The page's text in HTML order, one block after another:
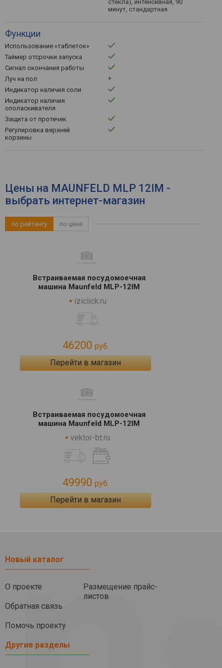
стекла), интенсивная, 90
минут, стандартная
Функции
Использование «таблеток»
Таймер отсрочки запуска
Сигнал окончания работы
Луч на пол
+
Индикатор наличия соли
Индикатор наличия
ополаскивателя
Защита от протечек
Регулировка верхней
корзины
Цены на MAUNFELD MLP 12IM -
выбрать интернет-магазин
по рейтингу по цене
Встраиваемая посудомоечная
машина Maunfeld MLP-12IM
iziclick.ru
46200 руб.
Перейти в магазин
Встраиваемая посудомоечная
машина Maunfeld MLP-12IM
vektor-bt.ru
49990 руб.
Перейти в магазин
Новый каталог
О проекте
Обратная связь
Помочь проекту
Размещение прайс-
листов
Другие разделы